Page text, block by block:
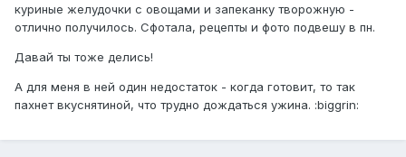
куриные желудочки с овощами и запеканку творожную -
отлично получилось. Сфотала, рецепты и фото подвешу в пн.
Давай ты тоже делись!
А для меня в ней один недостаток - когда готовит, то так
пахнет вкуснятиной, что трудно дождаться ужина. :biggrin: